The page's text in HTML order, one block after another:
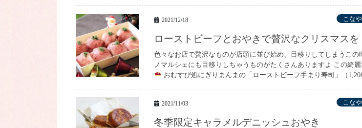
2021/12/18 こな
ローストビーフとおやきで贅沢なクリスマスを
色々なお店で贅沢なものが店頭に並び始め、目移りしてしまうこの
ノマルシェにも目移りしちゃうものがたくさんありますよ この綺
おむすび処にぎりまんまの「ローストビーフ手まり寿司」（
2021/11/03 こな
冬季限定キャラメルデニッシュおやき